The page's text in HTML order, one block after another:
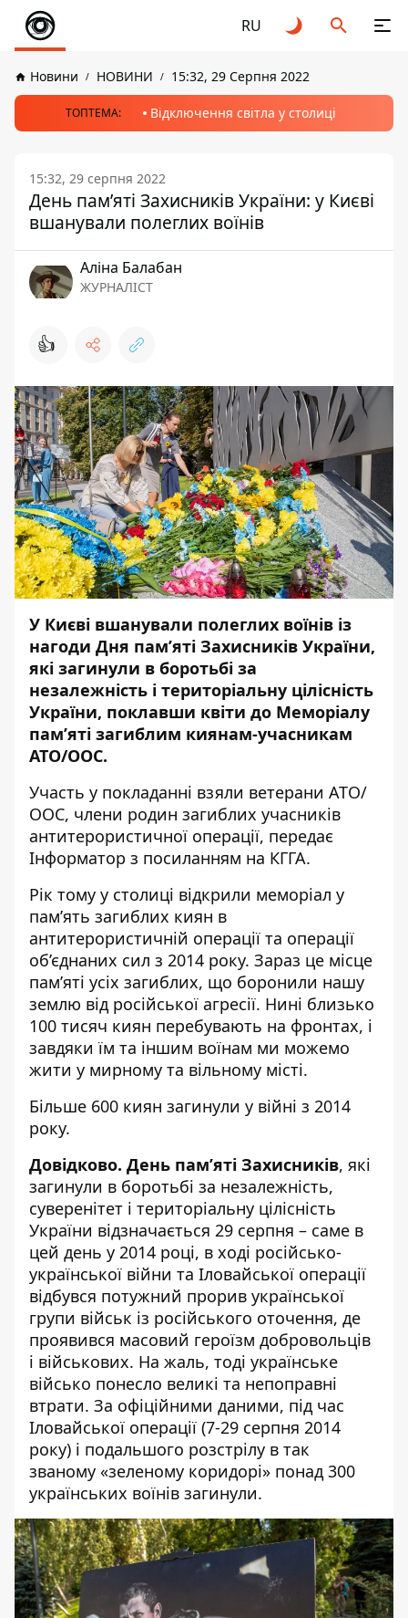
RU
Новини НОВИНИ 15:32, 29 Серпня 2022
ТОПТЕМА: Відключення світла у столиці
15:32, 29 серпня 2022
День пам’яті Захисників України: у Києві
вшанували полеглих воїнів
Аліна Балабан
ЖУРНАЛІСТ
👍
У Києві вшанували полеглих воїнів із
нагоди Дня пам’яті Захисників України,
які загинули в боротьбі за
незалежність і територіальну цілісність
України, поклавши квіти до Меморіалу
пам’яті загиблим киянам-учасникам
АТО/ООС.
Участь у покладанні взяли ветерани АТО/
ООС, члени родин загиблих учасників
антитерористичної операції, передає
Інформатор з посиланням на КГГА.
Рік тому у столиці відкрили меморіал у
пам’ять загиблих киян в
антитерористичній операції та операції
об’єднаних сил з 2014 року. Зараз це місце
пам’яті усіх загиблих, що боронили нашу
землю від російської агресії. Нині близько
100 тисяч киян перебувають на фронтах, і
завдяки їм та іншим воїнам ми можемо
жити у мирному та вільному місті.
Більше 600 киян загинули у війні з 2014
року.
Довідково. День пам’яті Захисників, які
загинули в боротьбі за незалежність,
суверенітет і територіальну цілісність
України відзначається 29 серпня – саме в
цей день у 2014 році, в ході російсько-
української війни та Іловайської операції
відбувся потужний прорив української
групи військ із російського оточення, де
проявився масовий героїзм добровольців
і військових. На жаль, тоді українське
військо понесло великі та непоправні
втрати. За офіційними даними, під час
Іловайської операції (7-29 серпня 2014
року) і подальшого розстрілу в так
званому «зеленому коридорі» понад 300
українських воїнів загинули.